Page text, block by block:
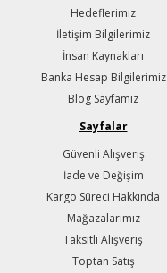
Hedeflerimiz
İletişim Bilgilerimiz
İnsan Kaynakları
Banka Hesap Bilgilerimiz
Blog Sayfamız
Sayfalar
Güvenli Alışveriş
İade ve Değişim
Kargo Süreci Hakkında
Mağazalarımız
Taksitli Alışveriş
Toptan Satış